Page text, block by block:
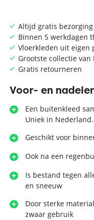
Altijd gratis bezorging
Binnen 5 werkdagen
Vloerkleden uit eigen
Grootste collectie van
Gratis retourneren
Voor- en
Een buitenkleed
Uniek in Nederland.
Geschikt voor
Ook na een
Is bestand tegen
en sneeuw
Door sterke
zwaar gebruik